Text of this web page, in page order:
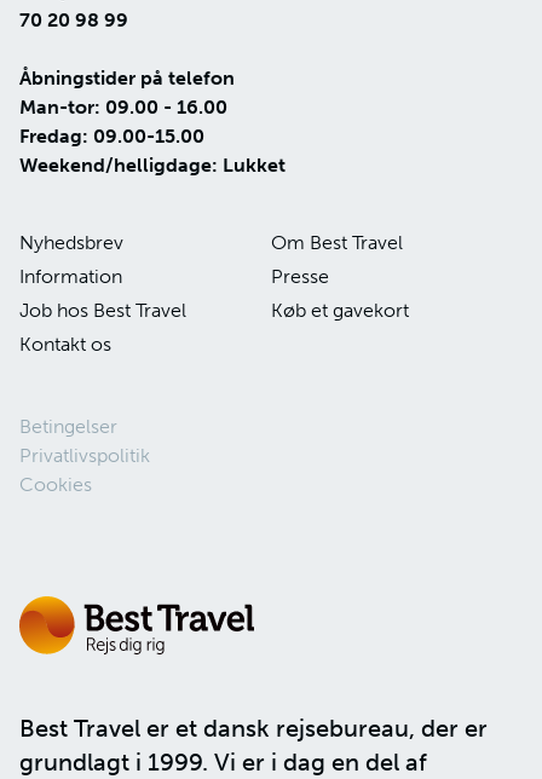
Best Travel er et dansk rejsebureau, der er
grundlagt i 1999. Vi er i dag en del af
70 20 98 99
Åbningstider på telefon
Man-tor: 09.00 - 16.00
Fredag: 09.00-15.00
Weekend/helligdage: Lukket
Nyhedsbrev
Om Best Travel
Information
Presse
Job hos Best Travel
Køb et gavekort
Kontakt os
Betingelser
Privatlivspolitik
Cookies